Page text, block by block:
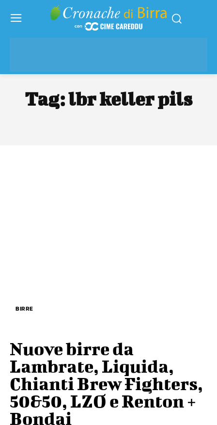
Tag:lbr keller pils
BIRRE
Nuove birre da
Lambrate, Liquida,
Chianti Brew Fighters,
50&50, LZO e Renton +
Bondai